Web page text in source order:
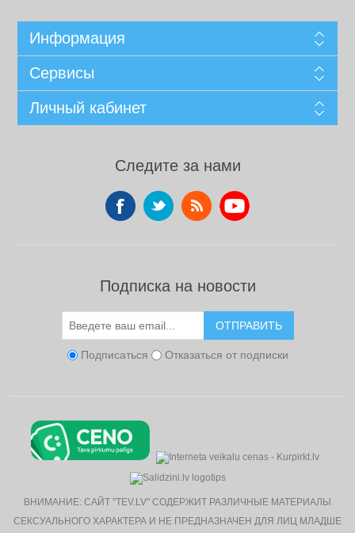
Информация
Сервисы
Личный кабинет
Следите за нами
Подписка на новости
ОТПРАВИТЬ
Подписаться Отказаться от подписки
ВНИМАНИЕ: САЙТ "TEV.LV" СОДЕРЖИТ РАЗЛИЧНЫЕ МАТЕРИАЛЫ
СЕКСУАЛЬНОГО ХАРАКТЕРА И НЕ ПРЕДНАЗНАЧЕН ДЛЯ ЛИЦ МЛАДШЕ